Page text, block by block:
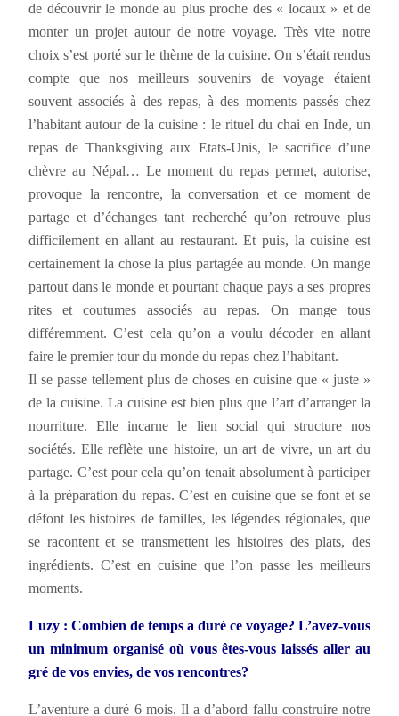
de découvrir le monde au plus proche des « locaux » et de
monter un projet autour de notre voyage. Très vite notre
choix s’est porté sur le thème de la cuisine. On s’était rendus
compte que nos meilleurs souvenirs de voyage étaient
souvent associés à des repas, à des moments passés chez
l’habitant autour de la cuisine : le rituel du chai en Inde, un
repas de Thanksgiving aux Etats-Unis, le sacrifice d’une
chèvre au Népal… Le moment du repas permet, autorise,
provoque la rencontre, la conversation et ce moment de
partage et d’échanges tant recherché qu’on retrouve plus
difficilement en allant au restaurant. Et puis, la cuisine est
certainement la chose la plus partagée au monde. On mange
partout dans le monde et pourtant chaque pays a ses propres
rites et coutumes associés au repas. On mange tous
différemment. C’est cela qu’on a voulu décoder en allant
faire le premier tour du monde du repas chez l’habitant.
Il se passe tellement plus de choses en cuisine que « juste »
de la cuisine. La cuisine est bien plus que l’art d’arranger la
nourriture. Elle incarne le lien social qui structure nos
sociétés. Elle reflète une histoire, un art de vivre, un art du
partage. C’est pour cela qu’on tenait absolument à participer
à la préparation du repas. C’est en cuisine que se font et se
défont les histoires de familles, les légendes régionales, que
se racontent et se transmettent les histoires des plats, des
ingrédients. C’est en cuisine que l’on passe les meilleurs
moments.
Luzy : Combien de temps a duré ce voyage? L’avez-vous
un minimum organisé où vous êtes-vous laissés aller au
gré de vos envies, de vos rencontres?
L’aventure a duré 6 mois. Il a d’abord fallu construire notre